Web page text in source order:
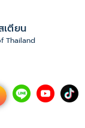
เตียน
Thailand